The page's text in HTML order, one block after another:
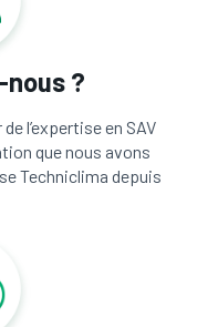
nous ?
l’expertise en SAV
que nous avons
Techniclima depuis